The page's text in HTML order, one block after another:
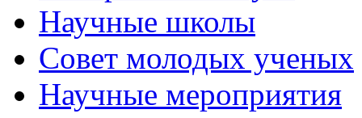
Научные школы
Совет молодых ученых
Научные мероприятия